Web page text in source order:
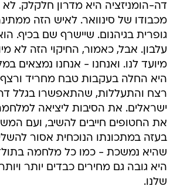
דה-הומניזציה היא מדרון חלקלק.
מכבודו של סינוואר. לאיש הזה
גופרית בגיהנום. שיישרף שם בכיף.
עלבון. אבל, כאמור, החיקוי הזה לא
מיועד לנו. ואנחנו - אנחנו נמצאים
היא החלה בעקבות טבח מחריד ורצף
רצח והתעללות, שהתאפשרו בגלל
ישראלים. את הסיבות ליציאה
את החטופים חייבים להשיב, ועם
בעזה במתכונתו הנוכחית אסור
שהיא נמשכת - כמו כל מלחמה
היא גובה גם מחירים כבדים יותר
שלנו.